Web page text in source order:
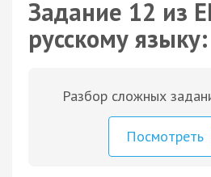
Задание 12 из
русскому
Разбор сложных
Посмотреть